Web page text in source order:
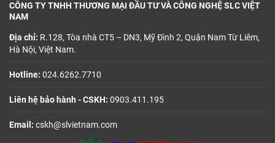
CÔNG TY TNHH THƯƠNG MẠI ĐẦU TƯ VÀ CÔNG NGHỆ SLC VIỆT
NAM
Địa chỉ: R.128, Tòa nhà CT5 – DN3, Mỹ Đình 2, Quận Nam Từ Liêm,
Hà Nội, Việt Nam.
Hotline: 024.6262.7710
Liên hệ bảo hành - CSKH: 0903.411.195
Email: cskh@slvietnam.com